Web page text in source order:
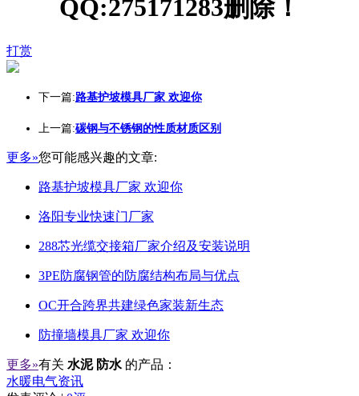
QQ:275171283删除！
打赏
下一篇:路基护坡模具厂家 欢迎你
上一篇:碳钢与不锈钢的性质材质区别
更多»您可能感兴趣的文章:
路基护坡模具厂家 欢迎你
洛阳专业快速门厂家
288芯光缆交接箱厂家介绍及安装说明
3PE防腐钢管的防腐结构布局与优点
OC开合跨界共建绿色家装新生态
防撞墙模具厂家 欢迎你
更多»有关 水泥 防水 的产品：
水暖电气资讯